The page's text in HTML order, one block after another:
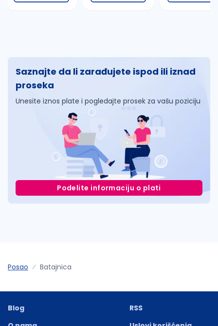
Saznajte da li zarađujete ispod ili iznad
proseka
Unesite iznos plate i pogledajte prosek za vašu poziciju
Podelite informaciju o plati
Posao Batajnica
Blog
RSS